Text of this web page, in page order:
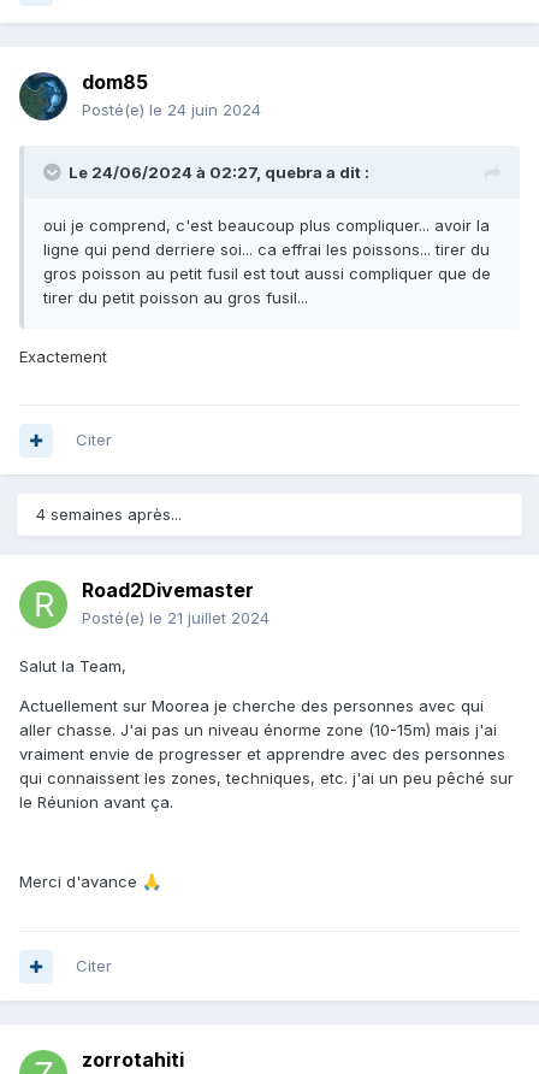
dom85
Posté(e) le 24 juin 2024
Le 24/06/2024 à 02:27, quebra a dit :
oui je comprend, c'est beaucoup plus compliquer... avoir la
ligne qui pend derriere soi... ca effrai les poissons... tirer du
gros poisson au petit fusil est tout aussi compliquer que de
tirer du petit poisson au gros fusil...
Exactement
Citer
4 semaines après...
Road2Divemaster
Posté(e) le 21 juillet 2024
Salut la Team,
Actuellement sur Moorea je cherche des personnes avec qui
aller chasse. J'ai pas un niveau énorme zone (10-15m) mais j'ai
vraiment envie de progresser et apprendre avec des personnes
qui connaissent les zones, techniques, etc. j'ai un peu pêché sur
le Réunion avant ça.
Merci d'avance 🙏
Citer
zorrotahiti